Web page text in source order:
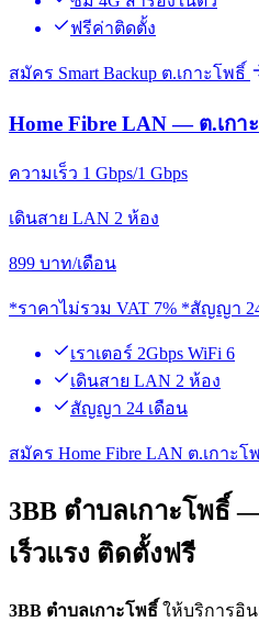
ฟรีค่าติดตั้ง
สมัคร Smart Backup ต.เกาะโพธิ์
Home Fibre LAN — ต.เกา
ความเร็ว 1 Gbps/1 Gbps
เดินสาย LAN 2 ห้อง
899 บาท/เดือน
*ราคาไม่รวม VAT 7% *สัญญา
เราเตอร์ 2Gbps WiFi 6
เดินสาย LAN 2 ห้อง
สัญญา 24 เดือน
สมัคร Home Fibre LAN ต.เกาะโ
3BB ตำบลเกาะโพธิ์
เร็วแรง ติดตั้งฟรี
3BB ตำบลเกาะโพธิ์ ให้บริการอิ